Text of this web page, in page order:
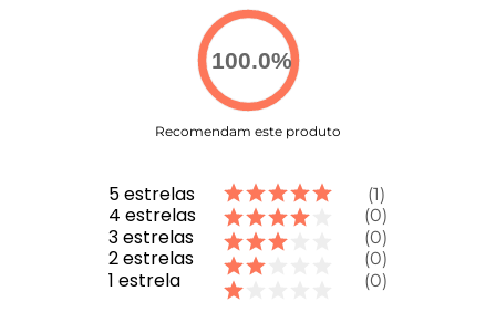
100.0%
Recomendam este produto
5estrelas
4 estrelas
3estrelas
2estrelas
1 estrela
1
0
0
0
0